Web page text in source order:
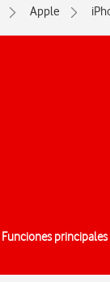
Apple
Funciones principales